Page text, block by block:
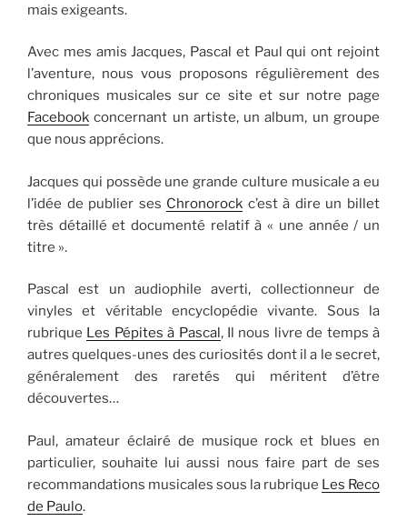
mais exigeants.
Avec mes amis Jacques, Pascal et Paul qui ont rejoint
l’aventure, nous vous proposons régulièrement des
chroniques musicales sur ce site et sur notre page
Facebook concernant un artiste, un album, un groupe
que nous apprécions.
Jacques qui possède une grande culture musicale a eu
l’idée de publier ses Chronorock c’est à dire un billet
très détaillé et documenté relatif à « une année / un
titre ».
Pascal est un audiophile averti, collectionneur de
vinyles et véritable encyclopédie vivante. Sous la
rubrique Les Pépites à Pascal , Il nous livre de temps à
autres quelques-unes des curiosités dont il a le secret,
généralement des raretés qui méritent d’être
découvertes…
Paul, amateur éclairé de musique rock et blues en
particulier, souhaite lui aussi nous faire part de ses
recommandations musicales sous la rubrique Les Reco
de Paulo.